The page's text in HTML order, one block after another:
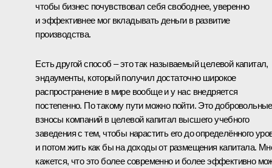
чтобы бизнес почувствовал себя свободнее, уверенно
и эффективнее мог вкладывать деньги в развитие
производства.
Есть другой способ – это так называемый целевой капитал,
эндаументы, который получил достаточно широкое
распространение в мире вообще и у нас внедряется
постепенно. По такому пути можно пойти. Это добровольные
взносы компаний в целевой капитал высшего учебного
заведения с тем, чтобы нарастить его до определённого
и потом жить как бы на доходы от размещения капитала.
кажется, что это более современно и более эффективно